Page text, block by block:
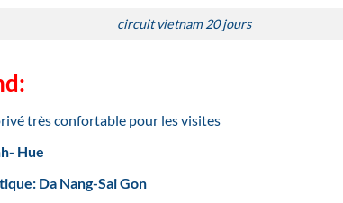
circuit vietnam 20 jours
très confortable pour les visites
Hue
Da Nang-Sai Gon